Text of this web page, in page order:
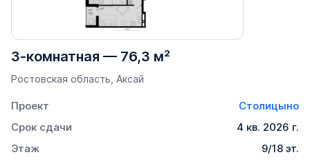
3-комнатная — 76,3 м²
Ростовская область, Аксай
Проект
Столицыно
Срок сдачи
4 кв. 2026 г.
Этаж
9/18 эт.